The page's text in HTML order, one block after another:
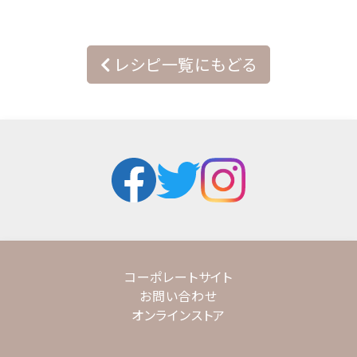
レシピ一覧にもどる
コーポレートサイト
お問い合わせ
オンラインストア